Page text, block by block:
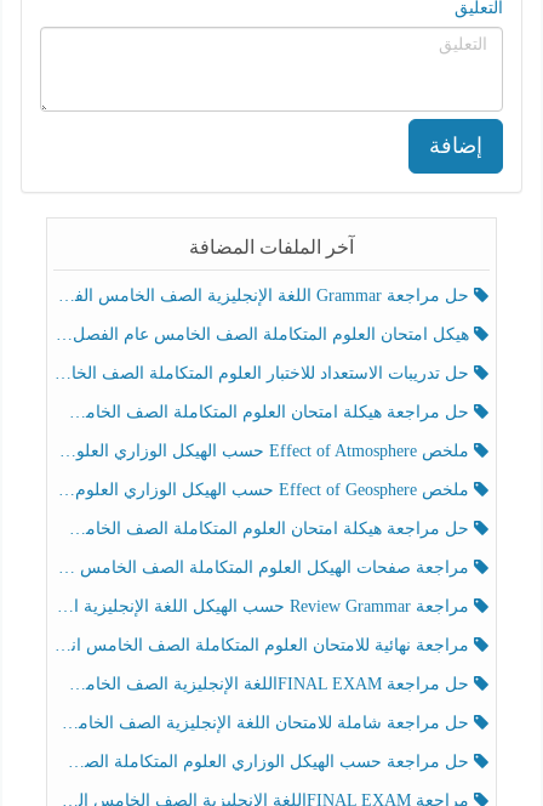
التعليق
إضافة
آخر الملفات المضافة
حل مراجعة Grammar اللغة الإنجليزية الصف الخامس الفصل الثالث
هيكل امتحان العلوم المتكاملة الصف الخامس عام الفصل الدراسي الثالث 2025-2026
حل تدريبات الاستعداد للاختبار العلوم المتكاملة الصف الخامس عام الفصل الثالث
حل مراجعة هيكلة امتحان العلوم المتكاملة الصف الخامس انسبير الفصل الثالث
ملخص Effect of Atmosphere حسب الهيكل الوزاري العلوم المتكاملة الصف الخامس انسبير الفصل الثالث
ملخص Effect of Geosphere حسب الهيكل الوزاري العلوم المتكاملة الصف الخامس انسبير الفصل الثالث
حل مراجعة هيكلة امتحان العلوم المتكاملة الصف الخامس عام الفصل الثالث
مراجعة صفحات الهيكل العلوم المتكاملة الصف الخامس انسبير الفصل الثالث
مراجعة Review Grammar حسب الهيكل اللغة الإنجليزية الصف الخامس الفصل الثالث
مراجعة نهائية للامتحان العلوم المتكاملة الصف الخامس انسبير الفصل الثالث
حل مراجعة FINAL EXAMاللغة الإنجليزية الصف الخامس الفصل الثالث
حل مراجعة شاملة للامتحان اللغة الإنجليزية الصف الخامس الفصل الثالث
حل مراجعة حسب الهيكل الوزاري العلوم المتكاملة الصف الخامس عام الفصل الثالث
مراجعة FINAL EXAMاللغة الإنجليزية الصف الخامس الفصل الثالث